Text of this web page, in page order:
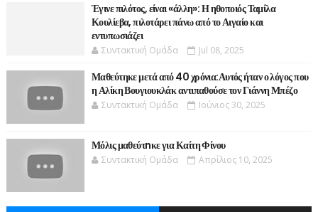
Έγινε πιλότος, είναι «άλλη»: Η ηθοποιός Ταμίλα
Κουλίεβα, πιλοτάρει πάνω από το Αιγαίο και
εντυπωσιάζει
Συντακτική Ομάδα Jul 08, 2025
Μαθεύτηκε μετά από 40 χρόνια:Αυτός ήταν ο λόγος που
η Αλίκη Βουγιουκλάκ αντιπαθούσε τον Γιάννη Μπέζο
Συντακτική Ομάδα Ιούνιος 30, 2025
Μόλις μαθεύτnκε για Καίτη Φίνου
Συντακτική Ομάδα Απρίλιος 10, 2025